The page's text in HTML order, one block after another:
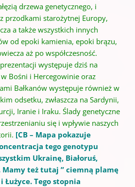
drzewa genetycznego, i
przodkami starożytnej Europy,
a także wszystkich innych
od epoki kamienia, epoki brązu,
aż po współczesność.
występuje dziś na
w Bośni i Hercegowinie oraz
Bałkanów występuje również w
odsetku, zwłaszcza na Sardynii,
Iranie i Iraku. Ślady genetyczne
się i wpływie naszych
[CB – Mapa pokazuje
tego genotypu
Ukrainę, Białoruś,
Mamy też tutaj ” ciemną plamę
Łużyce. Tego stopnia